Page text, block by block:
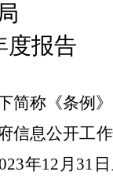
度报告
简称《条例
信息公开工
3年12月31